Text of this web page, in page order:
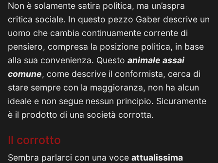
Non è solamente satira politica, ma un’aspra
critica sociale. In questo pezzo Gaber descrive un
uomo che cambia continuamente corrente di
pensiero, compresa la posizione politica, in base
alla sua convenienza. Questo animale assai
comune, come descrive il conformista, cerca di
stare sempre con la maggioranza, non ha alcun
ideale e non segue nessun principio. Sicuramente
è il prodotto di una società corrotta.
Il corrotto
Sembra parlarci con una voce attualissima